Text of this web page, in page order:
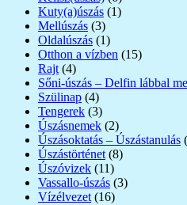
Kuty(a)úszás (1)
Mellúszás (3)
Oldalúszás (1)
Otthon a vízben (15)
Rajt(4)
Sőni-úszás – Delfin lábbal
Szülinap (4)
Tengerek (3)
Úszásnemek (2)
Úszásoktatás – Úszástanulás
Úszástörténet(8)
Úszóvizek (11)
Vassallo-úszás (3)
Vízélvezet(16)